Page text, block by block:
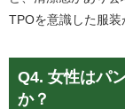
TPOを意識した服装
Q4. 女性はパ
か？